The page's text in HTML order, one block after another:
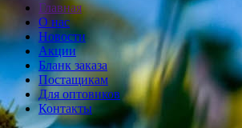
Главная
О нас
Новости
Акции
Бланк заказа
Постащикам
Для оптовиков
Контакты